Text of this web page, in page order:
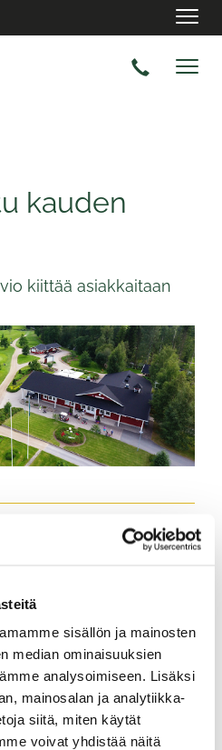
sisällön ja mainosten
median ominaisuuksien
analysoimiseen. Lisäksi
mainosalan ja analytiikka-
siitä, miten käytät
voivat yhdistää näitä
kauden
kiittää asiakkaitaan